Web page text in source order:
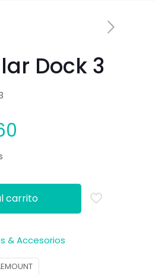
Dock 3
carrito
& Accesorios